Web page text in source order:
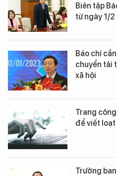
Biên tập
từ ngày 1/2
Báo chí
chuyển tải
xã hội
Trang
để viết loạt
Trưởng